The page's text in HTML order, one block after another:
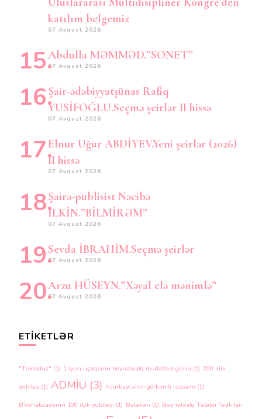
katılım belgemiz
07 Avqust 2026
Abdulla MƏMMƏD.”SONET”
07 Avqust 2026
Şair-ədəbiyyatşünas Rafiq
YUSİFOĞLU.Seçmə şeirlər II hissə
07 Avqust 2026
Elnur Uğur ABDİYEV.Yeni şeirlər (2026)
II hissə
07 Avqust 2026
Şairə-publisist Nəcibə
İLKİN.”BİLMİRƏM”
07 Avqust 2026
Sevda İBRAHİM.Seçmə şeirlər
07 Avqust 2026
Arzu HÜSEYN.”Xəyal elə mənimlə”
07 Avqust 2026
ETIKETLƏR
"Təkəlduz" (1) 1 iyun uşaqların beynəlxalq müdafiəsi günü (1) 200 illik
yubiley (1) ADMİU (3) Azərbaycanın görkəmli rəssamı (1)
B.Vahabzadənin 100 illik yubileyi (1) Balakən (1) Beynəlxalq Tələbə Teatrları